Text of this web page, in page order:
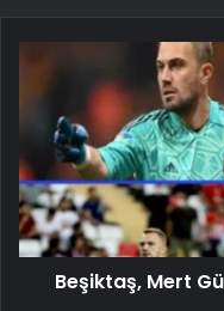
Beşiktaş, Mert